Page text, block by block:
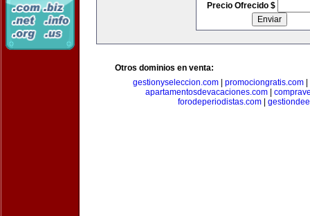
Precio Ofrecido $
Otros dominios en venta:
gestionyseleccion.com| promociongratis.com|
apartamentosdevacaciones.com|
forodeperiodistas.com